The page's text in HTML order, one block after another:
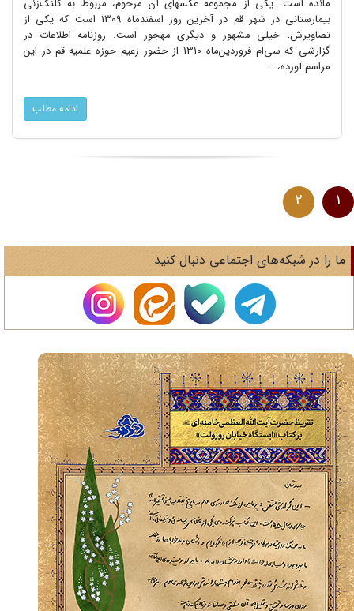
مانده است. یکی از مجموعه عکسهای آن مرحوم، مربوط به کلنگ‌زنی
بیمارستانی در شهر قم در آخرین روز اسفندماه 1309 است که یکی از
تصاویرش، خیلی مشهور و دیگری مهجور است. روزنامه اطلاعات در
گزارشی که سی‌ام فروردین‌ماه 1310 از حضور زعیم حوزه علمیه قم در این
مراسم آورده،...
ادامه مطلب
1
2
را در شبکه‌های اجتماعی دنبال کنید